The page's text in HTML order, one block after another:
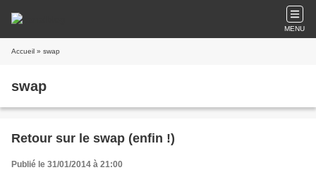
MENU
Accueil » swap
swap
Retour sur le swap (enfin !)
Publié le 31/01/2014 à 21:00